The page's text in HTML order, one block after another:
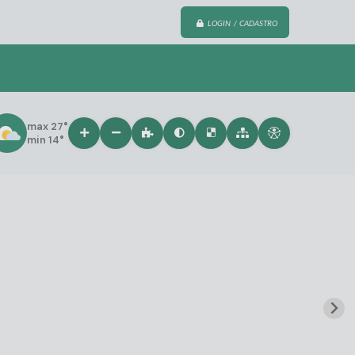
LOGIN / CADASTRO
max 27°
min 14°